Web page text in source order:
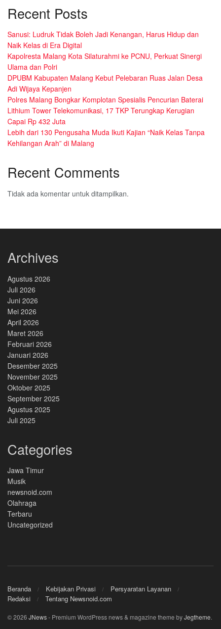
Recent Posts
Sanusi: Ludruk Tidak Boleh Jadi Kenangan, Harus Hidup dan
Naik Kelas di Era Digital
Kapolresta Malang Kota Silaturahmi ke PCNU, Perkuat Sinergi
Ulama dan Polri
DPUBM Kabupaten Malang Kebut Pelebaran Ruas Jalan Desa
Adi Wijaya Kepanjen
Polres Malang Bongkar Komplotan Spesialis Pencurian Baterai
Lithium Tower Telekomunikasi, 17 TKP Terungkap Kerugian
Capai Rp 432 Juta
Lebih dari 130 Pengusaha Muda Ikuti Kajian “Naik Kelas Tanpa
Kehilangan Arah” di Malang
Recent Comments
Tidak ada komentar untuk ditampilkan.
Archives
Agustus 2026
Juli 2026
Juni 2026
Mei 2026
April 2026
Maret 2026
Februari 2026
Januari 2026
Desember 2025
November 2025
Oktober 2025
September 2025
Agustus 2025
Juli 2025
Categories
Jawa Timur
Musik
newsnoid.com
Olahraga
Terbaru
Uncategorized
Beranda Kebijakan Privasi
Persyaratan Layanan
Redaksi
Tentang Newsnoid.com
© 2026 JNews- Premium WordPress news & magazine theme byJegtheme.